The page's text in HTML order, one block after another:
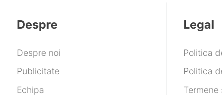
Despre
Despre noi
Publicitate
Echipa
Legal
Politica
Politica
Termene